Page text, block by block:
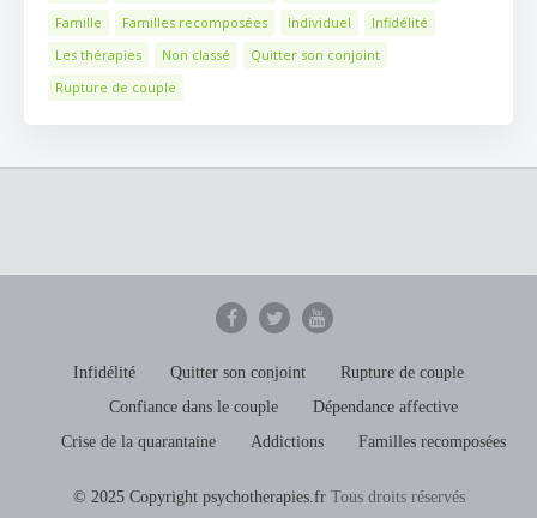
Famille
Familles recomposées Individuel
Infidélité
Les thérapies
Non classé
Quitter son conjoint
Rupture de couple
Infidélité Quitter son conjoint
Rupture de couple
Confiance dans le couple
Dépendance affective
Crise de la quarantaine
Addictions Familles recomposées
© 2025 Copyright psychotherapies.frTous droits réservés